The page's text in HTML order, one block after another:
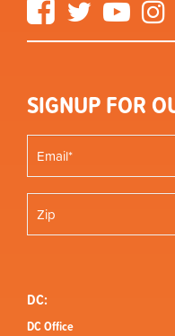
SIGNUP FOR
DC:
DC Office